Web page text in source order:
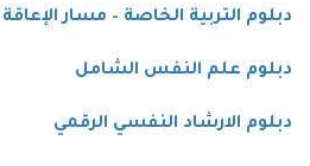
دبلوم التربية الخاصة – مسار
دبلوم علم النفس الشامل
دبلوم الارشاد النفسي الرقمي